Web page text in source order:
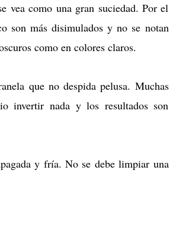
vea como una gran suciedad. Por el
son más disimulados y no se notan
como en colores claros.
que no despida pelusa. Muchas
invertir nada y los resultados son
y fría. No se debe limpiar una